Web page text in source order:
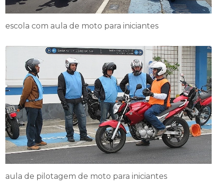
escola com aula de moto para iniciantes
aula de pilotagem de moto para iniciantes